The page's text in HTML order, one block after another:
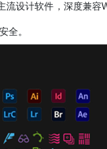
设计软件，深度兼容
全。